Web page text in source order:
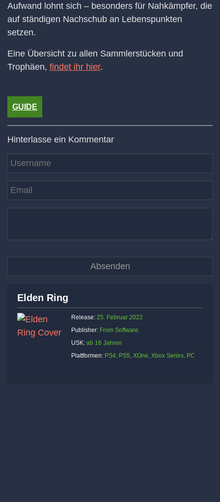
Aufwand lohnt sich – besonders für Nahkämpfer, die
auf ständigen Nachschub an Lebenspunkten
setzen.
Eine Übersicht zu allen Sammlerstücken und
Trophäen, findet ihr hier.
GUIDE
Hinterlasse ein Kommentar
Elden Ring
Release: 25. Februar 2022
Publisher: From Software
USK: ab 16 Jahren
Plattformen: PS4, PS5, XOne, Xbox Series, PC